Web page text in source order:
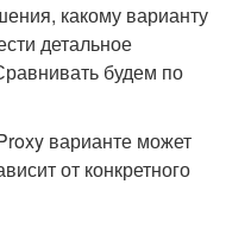
какому варианту
детальное
будем по
варианте может
от конкретного